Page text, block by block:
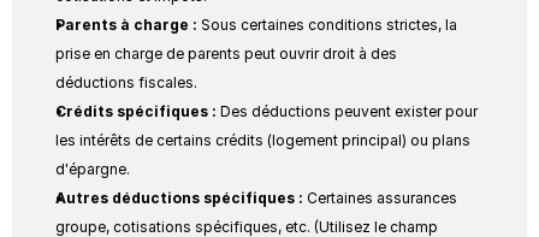
Parents à charge : Sous certaines conditions strictes, la
prise en charge de parents peut ouvrir droit à des
déductions fiscales.
Crédits spécifiques : Des déductions peuvent exister pour
les intérêts de certains crédits (logement principal) ou plans
d'épargne.
Autres déductions spécifiques : Certaines assurances
groupe, cotisations spécifiques, etc. (Utilisez le champ